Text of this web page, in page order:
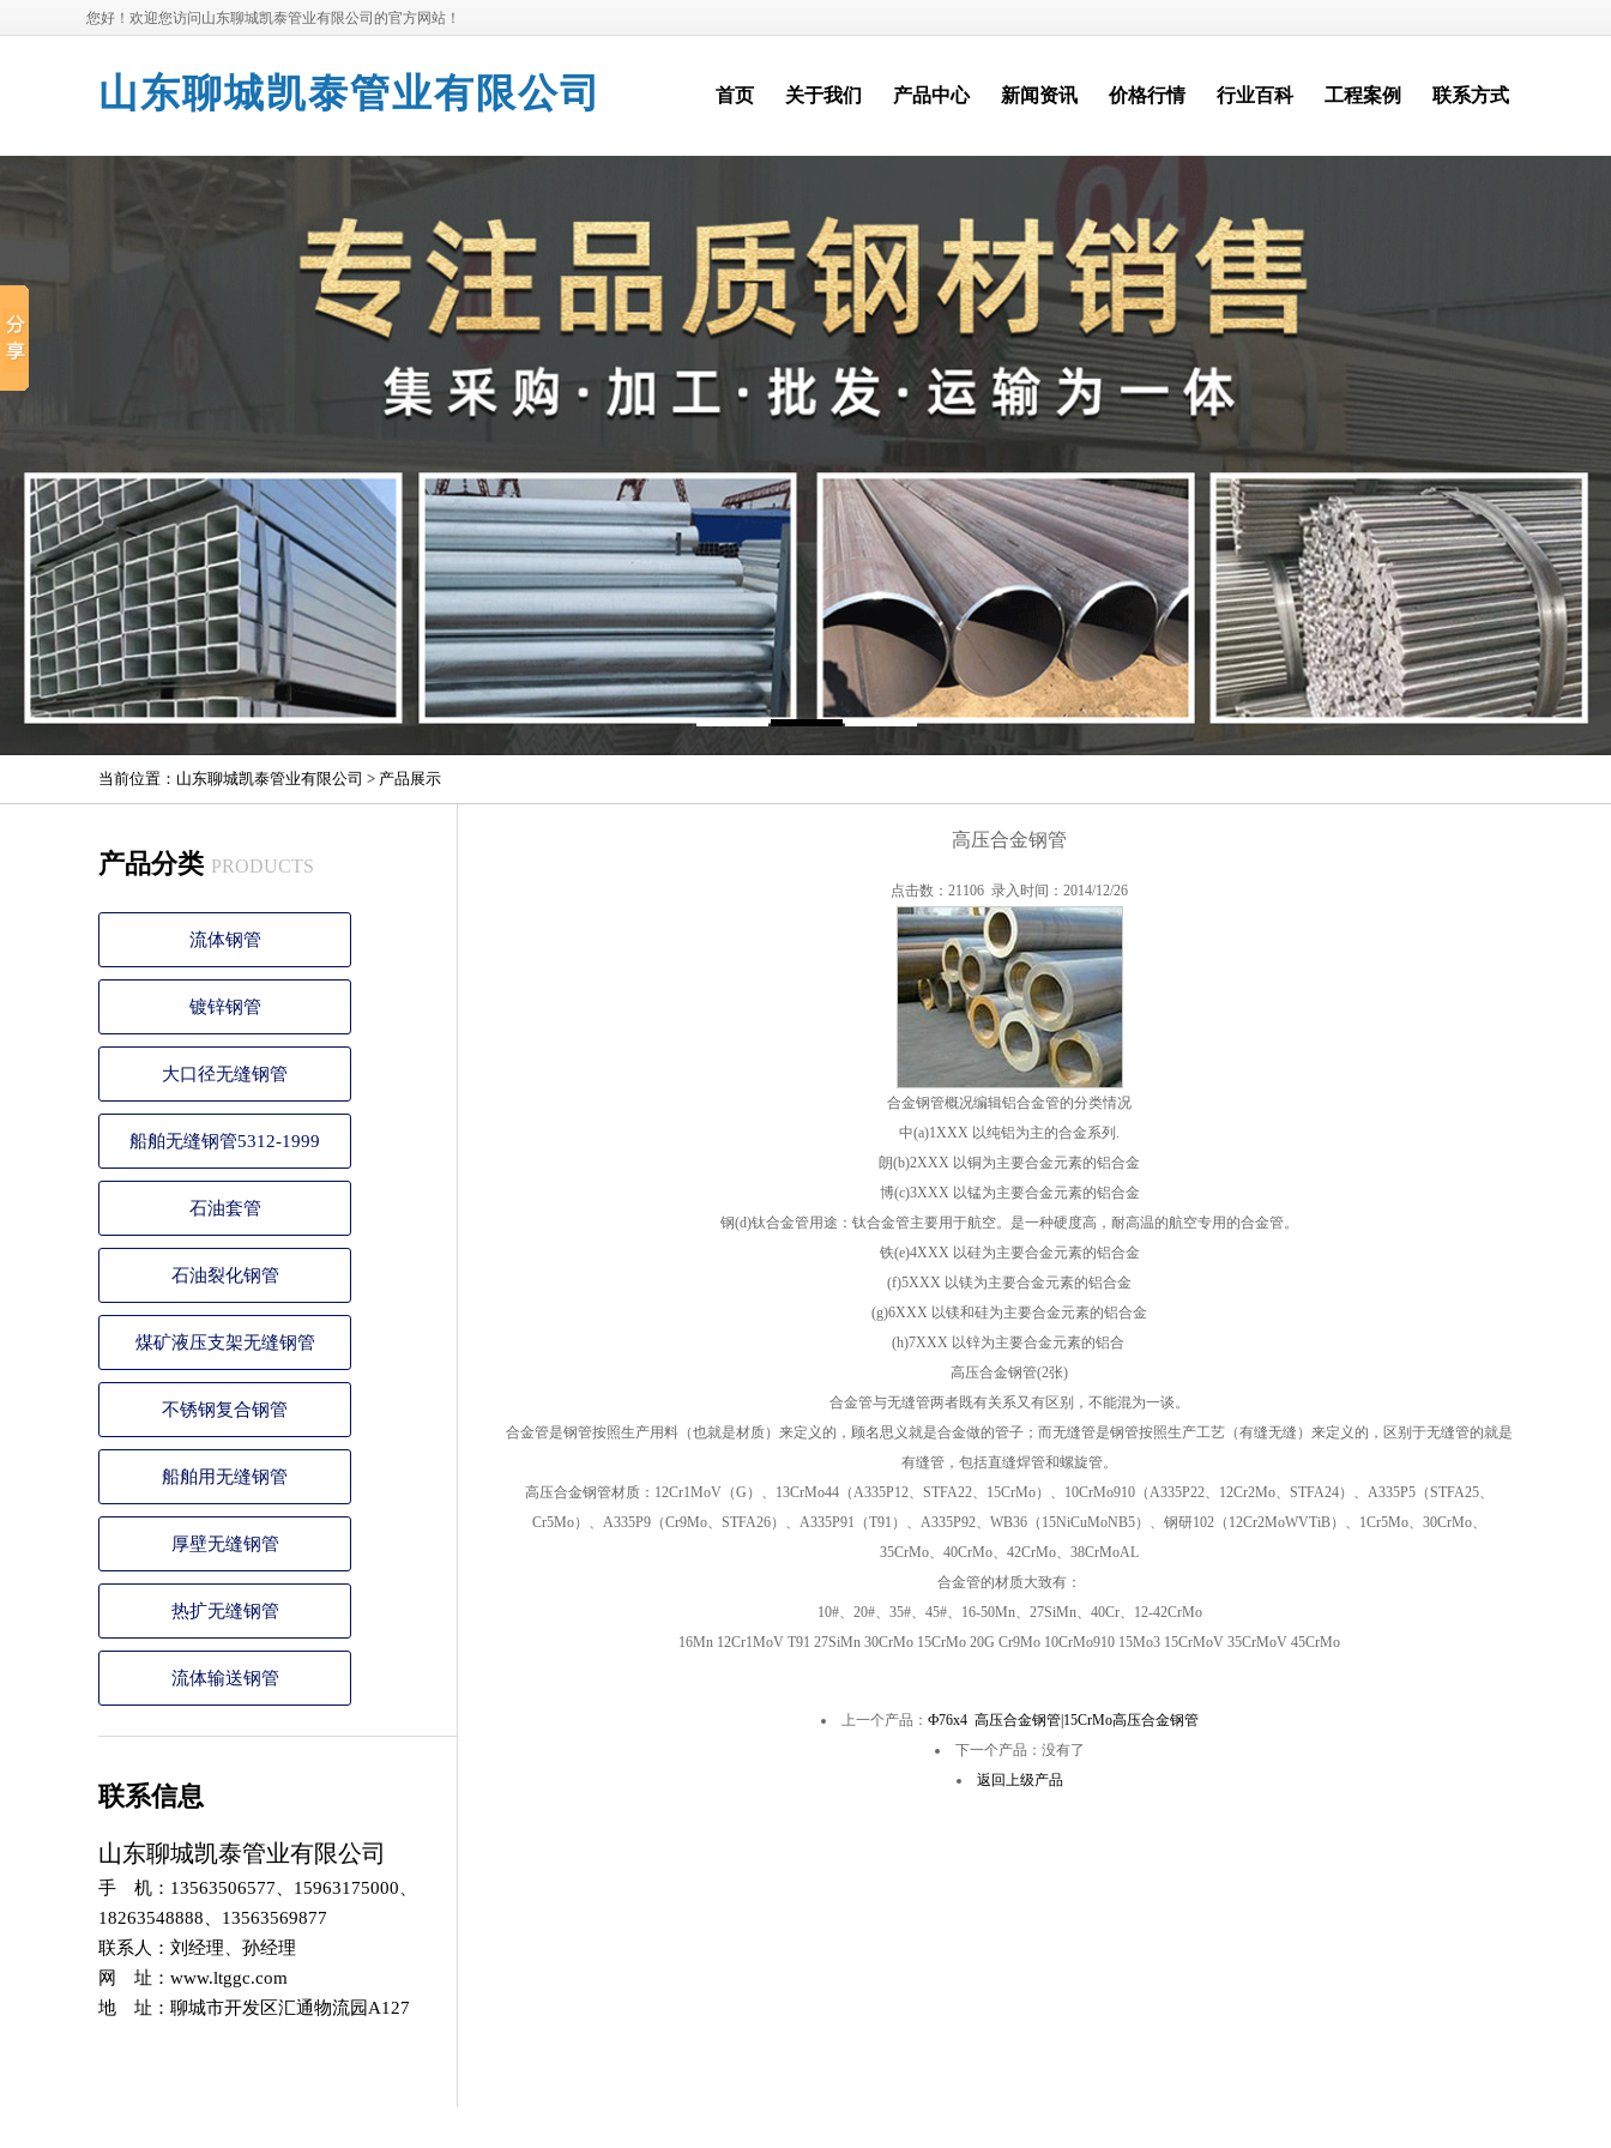
您好！欢迎您访问山东聊城凯泰管业有限公司的官方网站！
山东聊城凯泰管业有限公司 首页 关于我们 产品中心 新闻资讯 价格行情 行业百科 工程案例 联系方式
当前位置： 山东聊城凯泰管业有限公司 > 产品展示
产品分类 PRODUCTS
流体钢管
镀锌钢管
大口径无缝钢管
船舶无缝钢管5312-1999
石油套管
石油裂化钢管
煤矿液压支架无缝钢管
不锈钢复合钢管
船舶用无缝钢管
厚壁无缝钢管
热扩无缝钢管
流体输送钢管
联系信息
山东聊城凯泰管业有限公司
手 机：13563506577、15963175000、
18263548888、13563569877
联系人：刘经理、孙经理
网 址：www.ltggc.com
地 址：聊城市开发区汇通物流园A127
高压合金钢管
点击数：21106 录入时间：2014/12/26
合金钢管概况编辑铝合金管的分类情况
中(a)1XXX 以纯铝为主的合金系列.
朗(b)2XXX 以铜为主要合金元素的铝合金
博(c)3XXX 以锰为主要合金元素的铝合金
钢(d)钛合金管用途：钛合金管主要用于航空。是一种硬度高，耐高温的航空专用的合金管。
铁(e)4XXX 以硅为主要合金元素的铝合金
(f)5XXX 以镁为主要合金元素的铝合金
(g)6XXX 以镁和硅为主要合金元素的铝合金
(h)7XXX 以锌为主要合金元素的铝合
高压合金钢管(2张)
合金管与无缝管两者既有关系又有区别，不能混为一谈。
合金管是钢管按照生产用料（也就是材质）来定义的，顾名思义就是合金做的管子；而无缝管是钢管按照生产工艺（有缝无缝）来定义的，区别于无缝管的就是
有缝管，包括直缝焊管和螺旋管。
高压合金钢管材质：12Cr1MoV（G）、13CrMo44（A335P12、STFA22、15CrMo）、10CrMo910（A335P22、12Cr2Mo、STFA24）、A335P5（STFA25、
Cr5Mo）、A335P9（Cr9Mo、STFA26）、A335P91（T91）、A335P92、WB36（15NiCuMoNB5）、钢研102（12Cr2MoWVTiB）、1Cr5Mo、30CrMo、
35CrMo、40CrMo、42CrMo、38CrMoAL
合金管的材质大致有：
10#、20#、35#、45#、16-50Mn、27SiMn、40Cr、12-42CrMo
16Mn 12Cr1MoV T91 27SiMn 30CrMo 15CrMo 20G Cr9Mo 10CrMo910 15Mo3 15CrMoV 35CrMoV 45CrMo
上一个产品： Ф76x4 高压合金钢管|15CrMo高压合金钢管
下一个产品：没有了
返回上级产品